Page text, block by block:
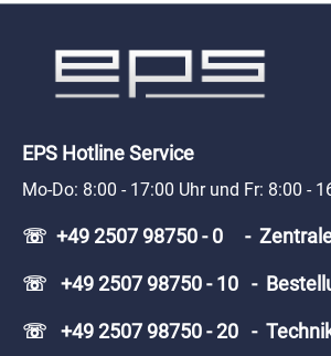
EPS Hotline Service
Mo-Do: 8:00 - 17:00 Uhr und Fr: 8:00 -
☏ +49 2507 98750 - 0 -
☏ +49 2507 98750 - 10 -
☏ +49 2507 98750 - 20 -